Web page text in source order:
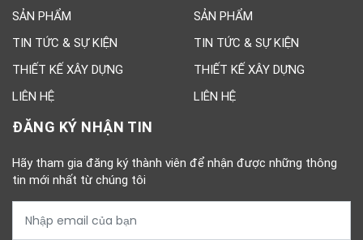
SẢN PHẨM
TIN TỨC & SỰ KIỆN
THIẾT KẾ XÂY DỰNG
LIÊN HỆ
SẢN PHẨM
TIN TỨC & SỰ KIỆN
THIẾT KẾ XÂY DỰNG
LIÊN HỆ
ĐĂNG KÝ NHẬN TIN
Hãy tham gia đăng ký thành viên để nhận được những thông
tin mới nhất từ chúng tôi